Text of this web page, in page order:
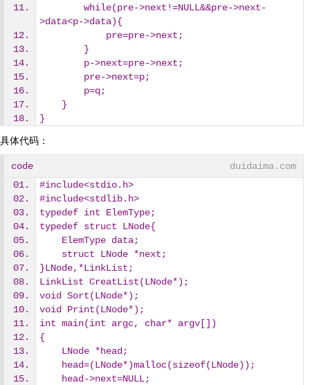
>data<p->data){
            pre=pre->next;
        }
        p->next=pre->next;
        pre->next=p;
        p=q;
    }
}
具体代码：
code
duidaima.com
#include<stdio.h>
#include<stdlib.h>
typedef int ElemType;
typedef struct LNode{
    ElemType data;
    struct LNode *next;
}LNode,*LinkList;
LinkList CreatList(LNode*);
void Sort(LNode*);
void Print(LNode*);
int main(int argc, char* argv[])
{
    LNode *head;
    head=(LNode*)malloc(sizeof(LNode));
    head->next=NULL;